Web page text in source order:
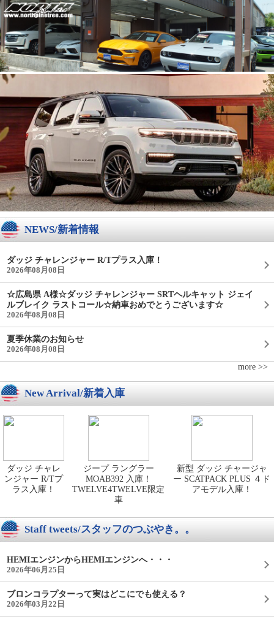
NEWS/新着情報
ダッジ チャレンジャー R/Tプラス入庫！
2026年08月08日
☆広島県 A様☆ダッジ チャレンジャー SRTヘルキャット ジェイ
ルブレイク ラストコール☆納車おめでとうございます☆
2026年08月08日
夏季休業のお知らせ
2026年08月08日
more >>
New Arrival/新着入庫
ダッジ チャレ
ンジャー R/Tプ
ラス入庫！
ジープ ラングラー
MOAB392 入庫！
TWELVE4TWELVE限定
車
新型 ダッジ チャージャ
ー SCATPACK PLUS ４ド
アモデル入庫！
Staff tweets/スタッフのつぶやき。。
HEMIエンジンからHEMIエンジンへ・・・
2026年06月25日
ブロンコラプターって実はどこにでも使える？
2026年03月22日